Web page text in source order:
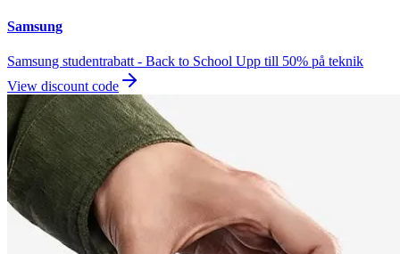
Samsung
Samsung studentrabatt - Back to School Upp till 50% på teknik
View discount code